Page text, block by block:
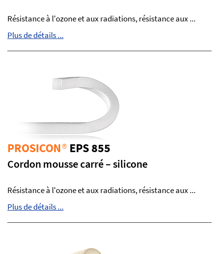
Résistance à l'ozone et aux radiations, résistance aux ...
Plus de détails ...
PROSICON®EPS 855
Cordon mousse carré – silicone
Résistance à l'ozone et aux radiations, résistance aux ...
Plus de détails ...